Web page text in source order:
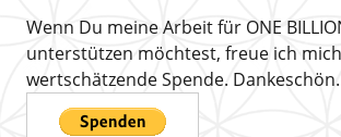
Wenn Du meine Arbeit für ONE
unterstützen möchtest, freue ich
wertschätzende Spende. Dankeschön.